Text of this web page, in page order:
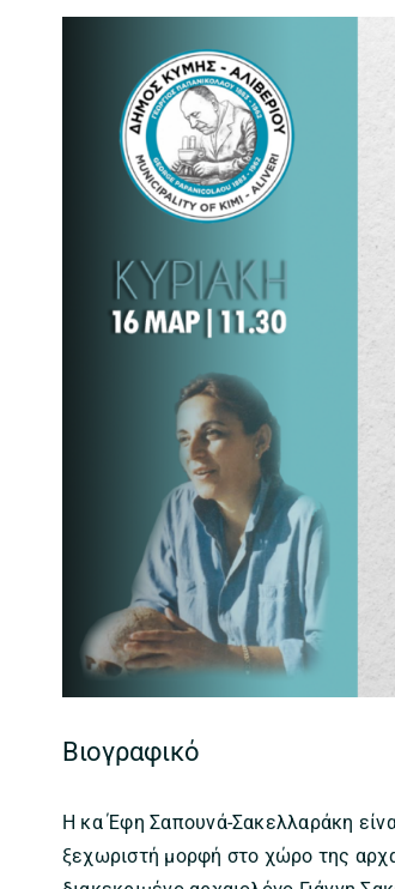
Βιογραφικό
Η κα Έφη Σαπουνά-Σακελλαράκη
ξεχωριστή μορφή στο χώρο της